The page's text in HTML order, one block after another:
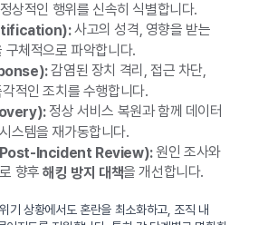
상적인 행위를 신속히 식별합니다.
사고의 성격, 영향을 받는
구체적으로 파악합니다.
감염된 장치 격리, 접근 차단,
적인 조치를 수행합니다.
정상 서비스 복원과 함께 데이터
스템을 재가동합니다.
(Post-Incident Review):원인 조사와
향후해킹 방지 대책을 개선합니다.
기 상황에서도 혼란을 최소화하고, 조직 내